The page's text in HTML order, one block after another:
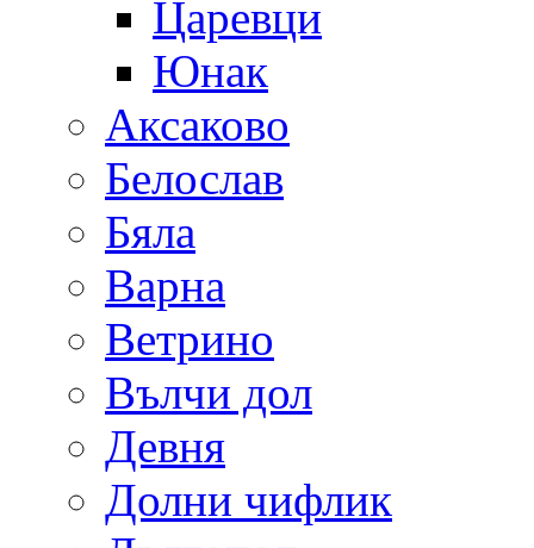
Царевци
Юнак
Аксаково
Белослав
Бяла
Варна
Ветрино
Вълчи дол
Девня
Долни чифлик